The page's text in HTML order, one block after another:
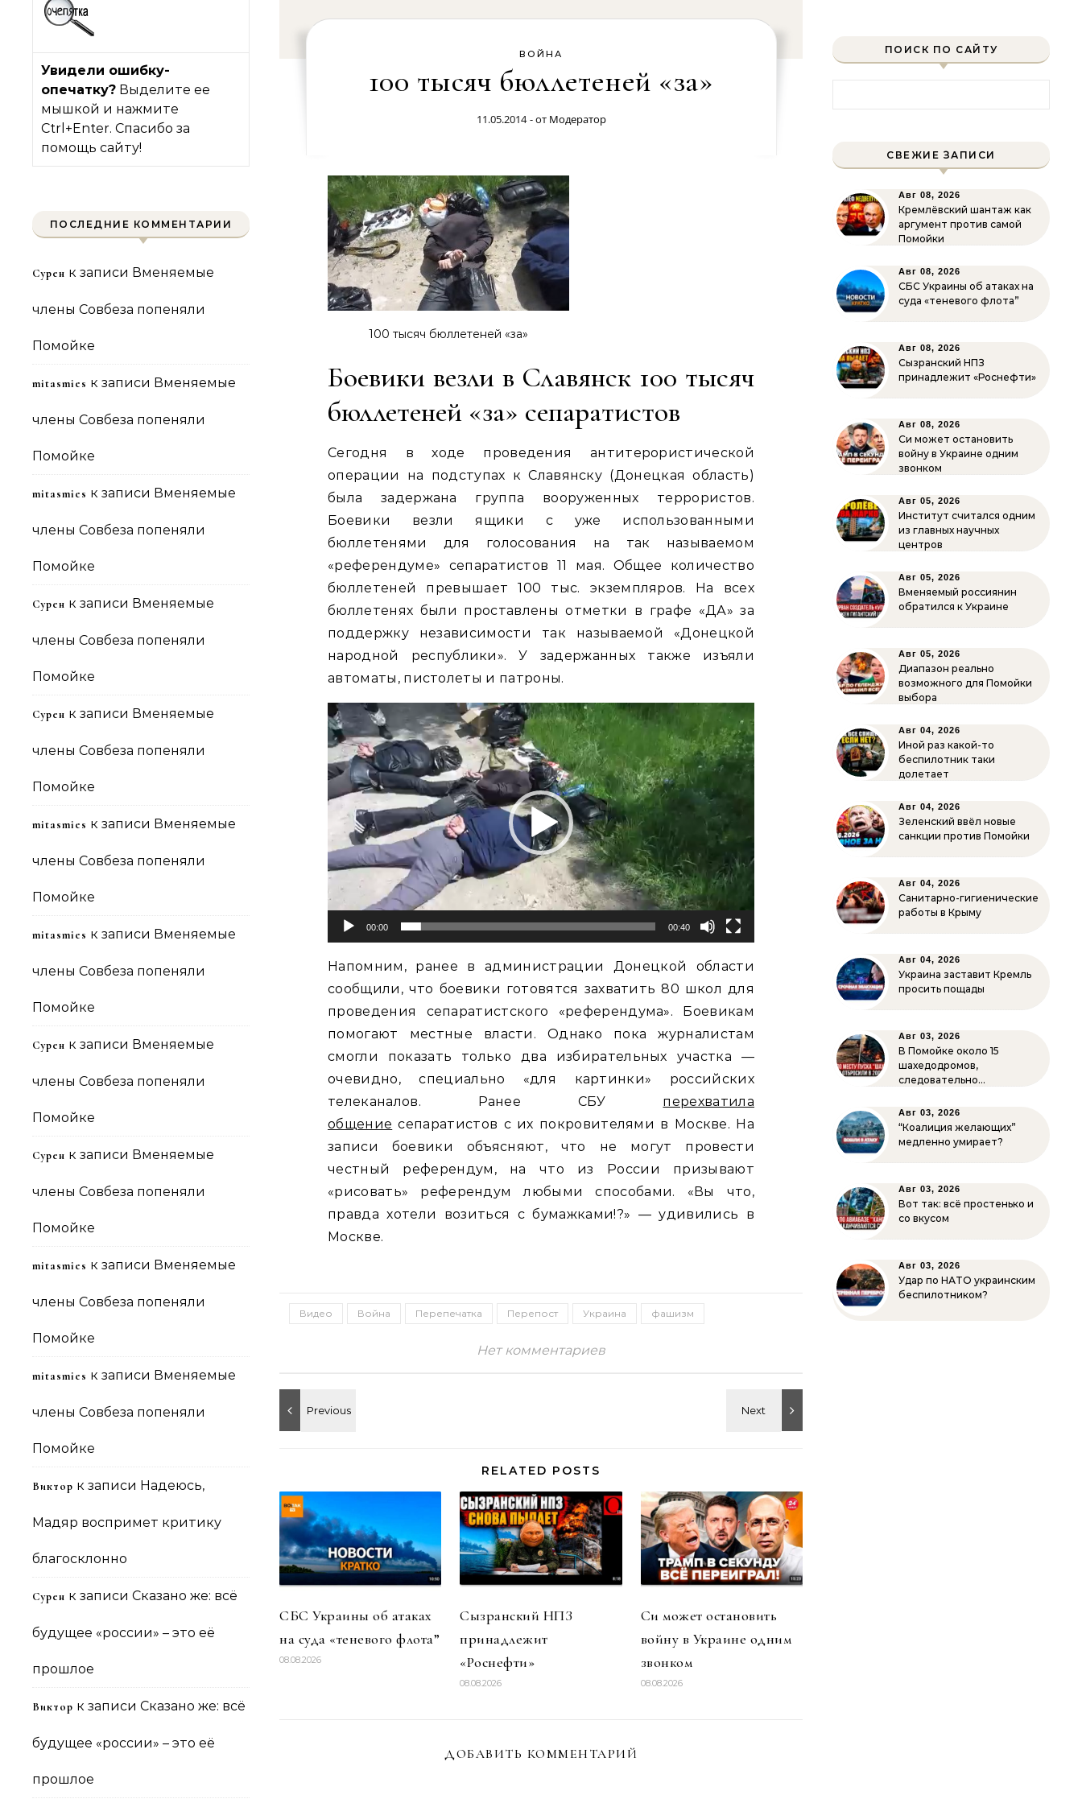
Увидели ошибку-
опечатку? Выделите ее
мышкой и нажмите
Ctrl+Enter. Спасибо за
помощь сайту!
ПОСЛЕДНИЕ КОММЕНТАРИИ
Сурен к записи Вменяемые
члены Совбеза попеняли
Помойке
mitasmies к записи Вменяемые
члены Совбеза попеняли
Помойке
mitasmies к записи Вменяемые
члены Совбеза попеняли
Помойке
Сурен к записи Вменяемые
члены Совбеза попеняли
Помойке
Сурен к записи Вменяемые
члены Совбеза попеняли
Помойке
mitasmies к записи Вменяемые
члены Совбеза попеняли
Помойке
mitasmies к записи Вменяемые
члены Совбеза попеняли
Помойке
Сурен к записи Вменяемые
члены Совбеза попеняли
Помойке
Сурен к записи Вменяемые
члены Совбеза попеняли
Помойке
mitasmies к записи Вменяемые
члены Совбеза попеняли
Помойке
mitasmies к записи Вменяемые
члены Совбеза попеняли
Помойке
Виктор к записи Надеюсь,
Мадяр воспримет критику
благосклонно
Сурен к записи Сказано же: всё
будущее «россии» – это её
прошлое
Виктор к записи Сказано же: всё
будущее «россии» – это её
прошлое
ВОЙНА
100 тысяч бюллетеней «за»
11.05.2014 - от Модератор
100 тысяч бюллетеней «за»
Боевики везли в Славянск 100 тысяч
бюллетеней «за» сепаратистов
Сегодня в ходе проведения антитерористической
операции на подступах к Славянску (Донецкая область)
была задержана группа вооруженных террористов.
Боевики везли ящики с уже использованными
бюллетенями для голосования на так называемом
«референдуме» сепаратистов 11 мая. Общее количество
бюллетеней превышает 100 тыс. экземпляров. На всех
бюллетенях были проставлены отметки в графе «ДА» за
поддержку независимости так называемой «Донецкой
народной республики». У задержанных также изъяли
автоматы, пистолеты и патроны.
Видеоплеер
00:00 00:40
Напомним, ранее в администрации Донецкой области
сообщили, что боевики готовятся захватить 80 школ для
проведения сепаратистского «референдума». Боевикам
помогают местные власти. Однако пока журналистам
смогли показать только два избирательных участка —
очевидно, специально «для картинки» российских
телеканалов. Ранее СБУ перехватила
общение сепаратистов с их покровителями в Москве. На
записи боевики объясняют, что не могут провести
честный референдум, на что из России призывают
«рисовать» референдум любыми способами. «Вы что,
правда хотели возиться с бумажками!?» — удивились в
Москве.
Видео Война Перепечатка Перепост Украина фашизм
Нет комментариев
RELATED POSTS
СБС Украины об атаках
на суда «теневого флота”
08.08.2026
Сызранский НПЗ
принадлежит
«Роснефти»
08.08.2026
Си может остановить
войну в Украине одним
звонком
08.08.2026
ДОБАВИТЬ КОММЕНТАРИЙ
ПОИСК ПО САЙТУ
СВЕЖИЕ ЗАПИСИ
Авг 08, 2026
Кремлёвский шантаж как
аргумент против самой
Помойки
Авг 08, 2026
СБС Украины об атаках на
суда «теневого флота”
Авг 08, 2026
Сызранский НПЗ
принадлежит «Роснефти»
Авг 08, 2026
Си может остановить
войну в Украине одним
звонком
Авг 05, 2026
Институт считался одним
из главных научных
центров
Авг 05, 2026
Вменяемый россиянин
обратился к Украине
Авг 05, 2026
Диапазон реально
возможного для Помойки
выбора
Авг 04, 2026
Иной раз какой-то
беспилотник таки
долетает
Авг 04, 2026
Зеленский ввёл новые
санкции против Помойки
Авг 04, 2026
Санитарно-гигиенические
работы в Крыму
Авг 04, 2026
Украина заставит Кремль
просить пощады
Авг 03, 2026
В Помойке около 15
шахедодромов,
следовательно…
Авг 03, 2026
“Коалиция желающих”
медленно умирает?
Авг 03, 2026
Вот так: всё простенько и
со вкусом
Авг 03, 2026
Удар по НАТО украинским
беспилотником?